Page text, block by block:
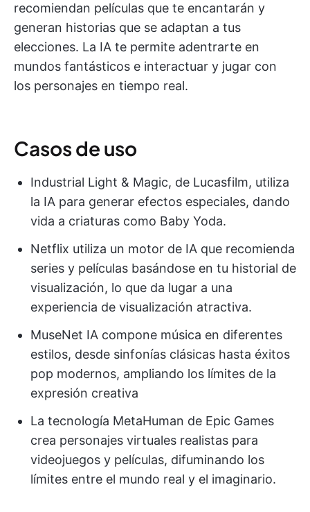
recomiendan películas que te encantarán y
generan historias que se adaptan a tus
elecciones. La IA te permite adentrarte en
mundos fantásticos e interactuar y jugar con
los personajes en tiempo real.
Casos de uso
Industrial Light & Magic, de Lucasfilm, utiliza
la IA para generar efectos especiales, dando
vida a criaturas como Baby Yoda.
Netflix utiliza un motor de IA que recomienda
series y películas basándose en tu historial de
visualización, lo que da lugar a una
experiencia de visualización atractiva.
MuseNet IA compone música en diferentes
estilos, desde sinfonías clásicas hasta éxitos
pop modernos, ampliando los límites de la
expresión creativa
La tecnología MetaHuman de Epic Games
crea personajes virtuales realistas para
videojuegos y películas, difuminando los
límites entre el mundo real y el imaginario.